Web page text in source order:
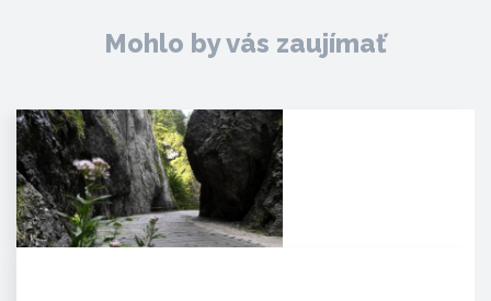
Mohlo by vás zaujímať